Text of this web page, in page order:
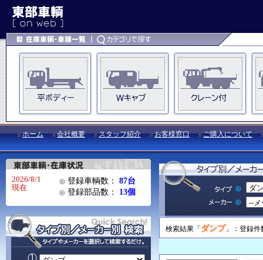
ホーム 会社概要 スタッフ紹介 お客様窓口 ご購入について
2026/8/1
現在
登録車輌数：
87台
登録部品数：
13個
検索結果「 ダンプ 」：登録件